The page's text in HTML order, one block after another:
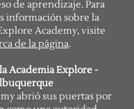
de aprendizaje. Para
información sobre la
Academy, visite
de la página.
Academia Explore -
abrió sus puertas por